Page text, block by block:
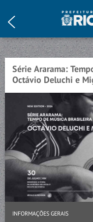
HOME
INSTITUCIONAL
PROGRAMAÇÃO
NOTÍCIAS
MEMÓRIA
VISITE
CONTATO
EVENTO ENCERRADO
Série Ararama:
Octávio Deluchi e
INFORMAÇÕES GERAIS